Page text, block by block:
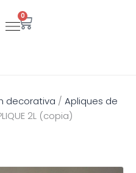
0
Carrito
decorativa / Apliques de
2L (copia)